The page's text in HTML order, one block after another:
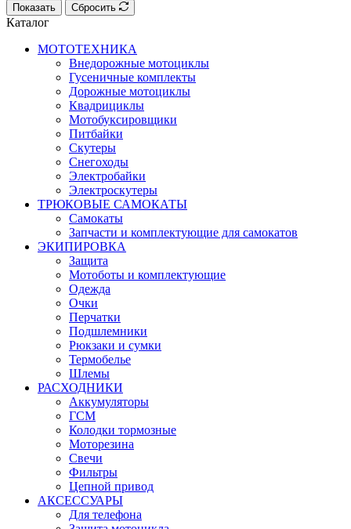
Показать Сбросить
Каталог
МОТОТЕХНИКА
Внедорожные мотоциклы
Гусеничные комплекты
Дорожные мотоциклы
Квадрициклы
Мотобуксировщики
Питбайки
Скутеры
Снегоходы
Электробайки
Электроскутеры
ТРЮКОВЫЕ САМОКАТЫ
Самокаты
Запчасти и комплектующие для самокатов
ЭКИПИРОВКА
Защита
Мотоботы и комплектующие
Одежда
Очки
Перчатки
Подшлемники
Рюкзаки и сумки
Термобелье
Шлемы
РАСХОДНИКИ
Аккумуляторы
ГСМ
Колодки тормозные
Моторезина
Свечи
Фильтры
Цепной привод
АКСЕССУАРЫ
Для телефона